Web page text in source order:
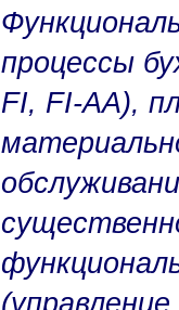
процессы
FI, FI-AA),